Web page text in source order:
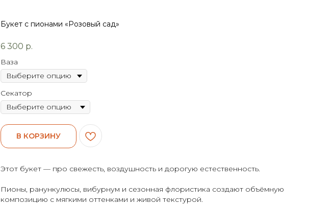
Букет с пионами «Розовый сад»
6 300 р.
Ваза
Секатор
В КОРЗИНУ
Этот букет — про свежесть, воздушность и дорогую естественность.
Пионы, ранункулюсы, вибурнум и сезонная флористика создают объёмную
композицию с мягкими оттенками и живой текстурой.